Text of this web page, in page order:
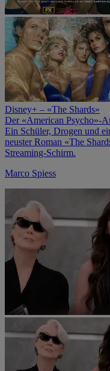
Disney+ – «The Shards»
Der «American Psycho»-
Ein Schüler, Drogen und
neuster Roman «The
Streaming-Schirm.
Marco Spiess